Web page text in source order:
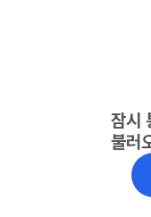
잠시
불러